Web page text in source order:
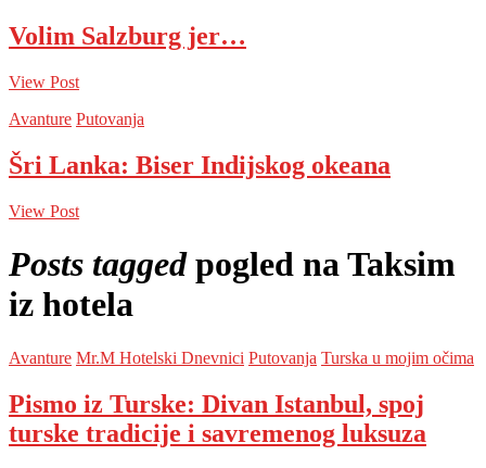
Volim Salzburg jer…
View Post
Avanture Putovanja
Šri Lanka: Biser Indijskog okeana
View Post
Posts tagged pogled na Taksim
iz hotela
Avanture Mr.M Hotelski Dnevnici Putovanja Turska u mojim očima
Pismo iz Turske: Divan Istanbul, spoj
turske tradicije i savremenog luksuza